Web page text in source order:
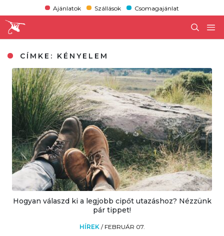
Ajánlatok Szállások Csomagajánlat
CÍMKE: KÉNYELEM
Hogyan válaszd ki a legjobb cipőt utazáshoz? Nézzünk
pár tippet!
HÍREK / FEBRUÁR 07.